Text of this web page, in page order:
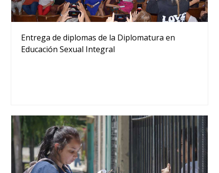
Entrega de diplomas de la Diplomatura en
Educación Sexual Integral